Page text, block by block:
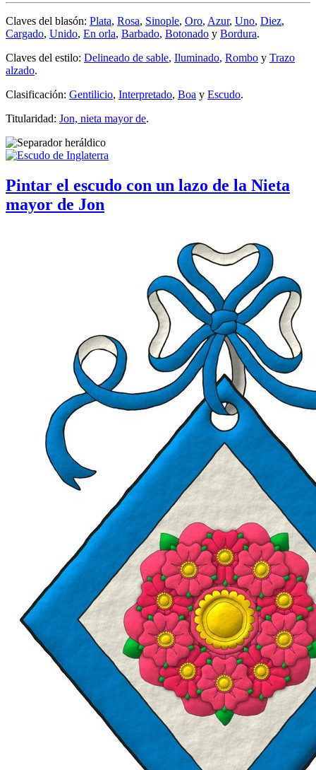
Claves del blasón: Plata, Rosa, Sinople, Oro, Azur, Uno, Diez,
Cargado, Unido, En orla, Barbado, Botonado y Bordura.
Claves del estilo: Delineado de sable, Iluminado, Rombo y Trazo
alzado.
Clasificación: Gentilicio, Interpretado, Boa y Escudo.
Titularidad: Jon, nieta mayor de.
Pintar el escudo con un lazo de la Nieta
mayor de Jon